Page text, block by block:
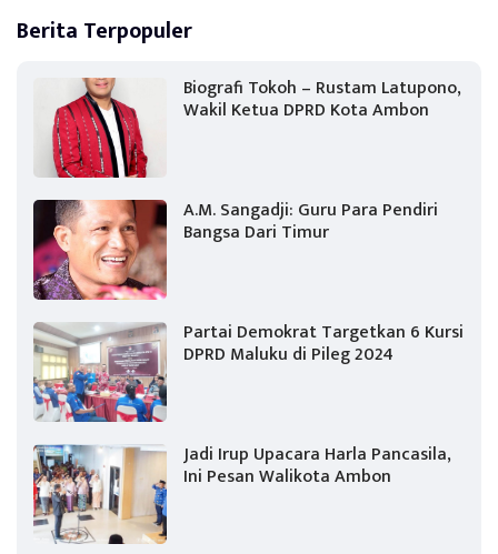
Berita Terpopuler
Biografi Tokoh – Rustam Latupono,
Wakil Ketua DPRD Kota Ambon
A.M. Sangadji: Guru Para Pendiri
Bangsa Dari Timur
Partai Demokrat Targetkan 6 Kursi
DPRD Maluku di Pileg 2024
Jadi Irup Upacara Harla Pancasila,
Ini Pesan Walikota Ambon